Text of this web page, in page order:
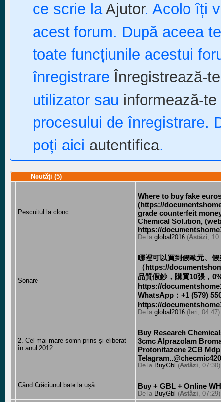
ce scrie laAjutor. Acolo îți
acest forum. După aceea
toate funcțiunile acestui
înregistrare Înregistrează-te
utilizator sau informează-
procesului de înregistrare.
poți aici autentifica.
Noutăți (5)
Pescuitul la clonc
Where to buy fake
‪(https://
grade counterfeit
Chemical Solution,
https://
De la global2016 (Astăzi,
Sonare
哪裡可以買到假歐元、
（https://
品質假鈔，購買10張，
https://
WhatsApp：+1 (579)
https://
De la global2016 (Ieri, 04:47)
2. Cel mai mare somn prins și eliberat
în anul 2012
Buy Research
3cmc Alprazolam
Protonitazene 2CB
Telagram..@checmic420
De la BuyGbl (Astăzi, 07:30)
Când Crăciunul bate la ușă… Buy + GBL + Online
De la BuyGbl (Astăzi, 07:29)